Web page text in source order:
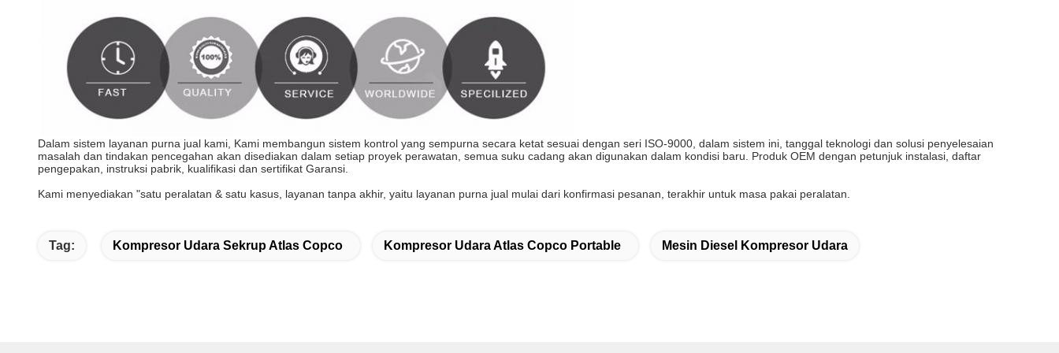
Dalam sistem layanan purna jual kami, Kami membangun sistem kontrol yang sempurna secara ketat sesuai dengan seri ISO-9000, dalam sistem ini, tanggal teknologi dan solusi penyelesaian
masalah dan tindakan pencegahan akan disediakan dalam setiap proyek perawatan, semua suku cadang akan digunakan dalam kondisi baru. Produk OEM dengan petunjuk instalasi, daftar
pengepakan, instruksi pabrik, kualifikasi dan sertifikat Garansi.
Kami menyediakan "satu peralatan & satu kasus, layanan tanpa akhir, yaitu layanan purna jual mulai dari konfirmasi pesanan, terakhir untuk masa pakai peralatan.
Tag: Kompresor Udara Sekrup Atlas Copco Kompresor Udara Atlas Copco Portable Mesin Diesel Kompresor Udara